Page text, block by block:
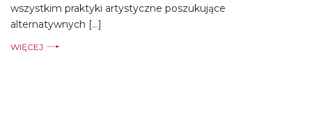
wszystkim praktyki artystyczne poszukujące
alternatywnych […]
WIĘCEJ